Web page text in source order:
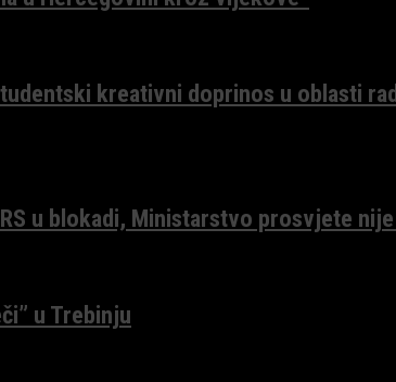
kreativni doprinos u oblasti
u blokadi, Ministarstvo prosvjete nije
u Trebinju